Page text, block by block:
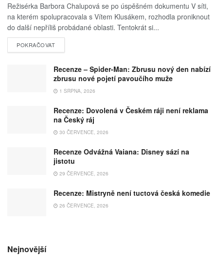
Režisérka Barbora Chalupová se po úspěšném dokumentu V síti,
na kterém spolupracovala s Vítem Klusákem, rozhodla proniknout
do další nepříliš probádané oblasti. Tentokrát si...
POKRAČOVAT
Recenze – Spider-Man: Zbrusu nový den nabízí
zbrusu nové pojetí pavoučího muže
1 SRPNA, 2026
Recenze: Dovolená v Českém ráji není reklama
na Český ráj
30 ČERVENCE, 2026
Recenze Odvážná Vaiana: Disney sází na
jistotu
29 ČERVENCE, 2026
Recenze: Mistryně není tuctová česká komedie
26 ČERVENCE, 2026
Nejnovější